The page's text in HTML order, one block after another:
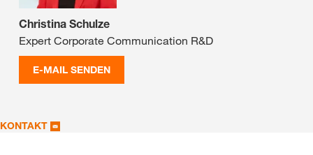
Christina Schulze
Expert Corporate Communication R&D
E-MAIL SENDEN
KONTAKT